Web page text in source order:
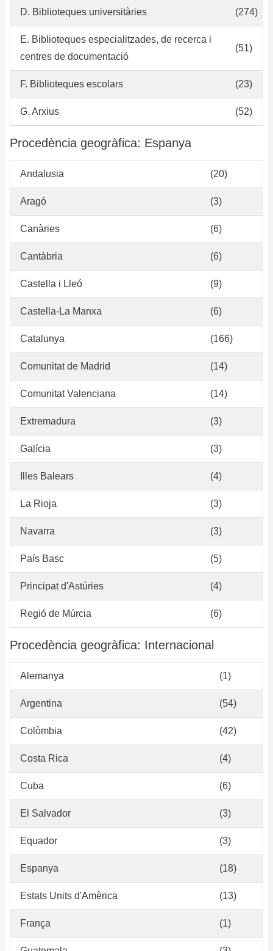
D. Biblioteques universitàries (274)
E. Biblioteques especialitzades, de recerca i
centres de documentació
(51)
F. Biblioteques escolars (23)
G. Arxius (52)
Procedència geogràfica: Espanya
Andalusia (20)
Aragó (3)
Canàries (6)
Cantàbria (6)
Castella i Lleó (9)
Castella-La Manxa (6)
Catalunya (166)
Comunitat de Madrid (14)
Comunitat Valenciana (14)
Extremadura (3)
Galícia (3)
Illes Balears (4)
La Rioja (3)
Navarra (3)
País Basc (5)
Principat d'Astúries (4)
Regió de Múrcia (6)
Procedència geogràfica: Internacional
Alemanya (1)
Argentina (54)
Colòmbia (42)
Costa Rica (4)
Cuba (6)
El Salvador (3)
Equador (3)
Espanya (18)
Estats Units d'Amèrica (13)
França (1)